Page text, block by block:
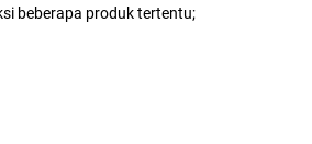
beberapa produk tertentu;